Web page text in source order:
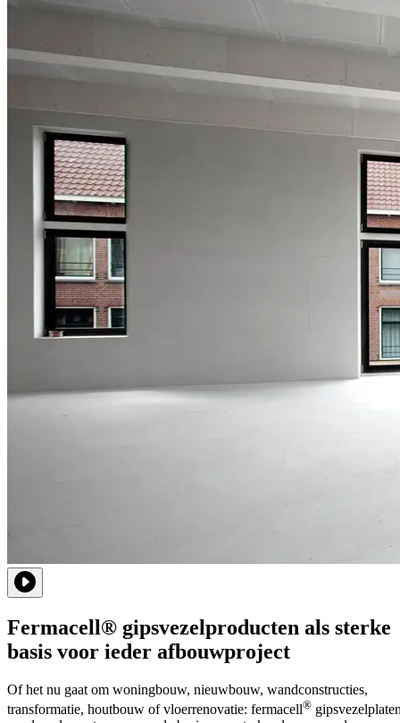
Fermacell® gipsvezelproducten als sterke
basis voor ieder afbouwproject
Of het nu gaat om woningbouw, nieuwbouw, wandconstructies,
transformatie, houtbouw of vloerrenovatie: fermacell®